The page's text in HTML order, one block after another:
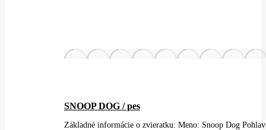
SNOOP DOG / pes
Základné informácie o zvieratku: Meno: Snoop Dog